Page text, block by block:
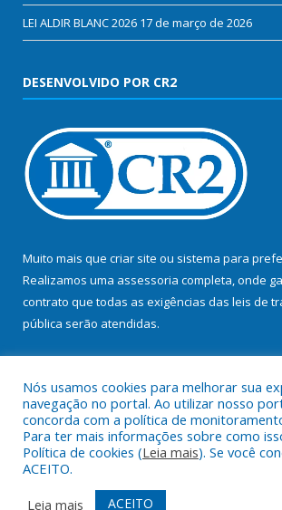
LEI ALDIR BLANC 2026 17 de março de 2026
DESENVOLVIDO POR CR2
Muito mais que criar site ou sistema para
Realizamos uma assessoria completa, onde
contrato que todas as exigências das leis de
pública serão atendidas.
Todos os direitos reservados a Prefeitura
Mapa do Site Acessar Área Administrativa
Nós usamos cookies para melhorar sua
navegação no portal. Ao utilizar nosso
concorda com a política de
Para ter mais informações sobre como
Política de cookies (Leia mais). Se você
ACEITO.
Leia mais
ACEITO